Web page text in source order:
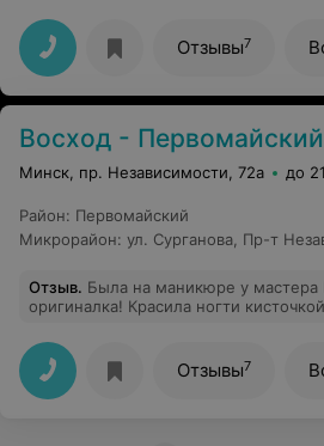
дёшево,но для такой колхозной
сойдёт.Обслуживание не очень ибо
постоянно отвлекалась и
коллегами.На выходе нам сказали,что
рубль!!!!210.000 по старому, за
проблема заключалась в том, что это
стоило, тем более в такой
парикмахерской с не
Отзывы7
Восход -
Минск, пр. Независимости, 72а до
Район: Первомайский
Микрорайон: ул. Сурганова Пр-т
Отзыв. Была на маникюре у мастера
оригиналка! Красила ногти
Сама парикмахерская прелестна-
Кондер, навесной потолок, всё
видом на проспект, окно открывают
проветривание
Отзывы7